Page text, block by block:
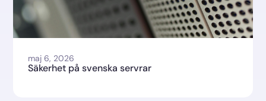
maj 6, 2026
Säkerhet på svenska servrar